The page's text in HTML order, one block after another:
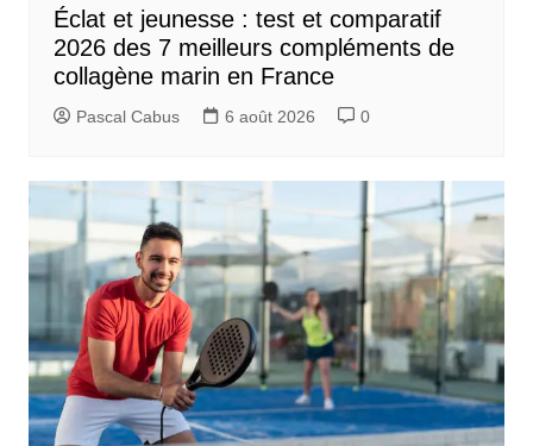
Éclat et jeunesse : test et comparatif
2026 des 7 meilleurs compléments de
collagène marin en France
Pascal Cabus 6 août 2026 0